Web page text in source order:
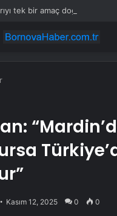
tek bir amaç doğaya saldılar
Kasım 12, 2025 0 0